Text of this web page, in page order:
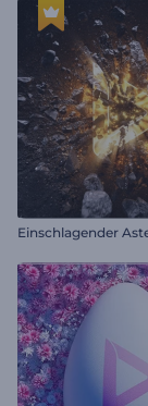
Einschlagender